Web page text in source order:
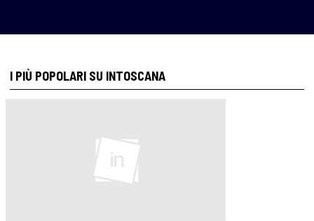
I PIÙ POPOLARI SU INTOSCANA